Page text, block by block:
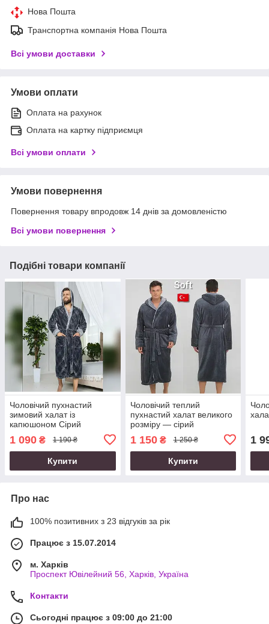
Нова Пошта
Транспортна компанія Нова Пошта
Всі умови доставки
Умови оплати
Оплата на рахунок
Оплата на картку підприємця
Всі умови оплати
Умови повернення
Повернення товару впродовж 14 днів за домовленістю
Всі умови повернення
Подібні товари компанії
Чоловічий пухнастий
зимовий халат із
капюшоном Сірий
1 090 ₴ 1 190 ₴
Купити
Чоловічий теплий
пухнастий халат великого
розміру — сірий
1 150₴ 1 250 ₴
Купити
1
Про нас
100% позитивних з 23 відгуків за рік
Працює з 15.07.2014
м. Харків
Проспект Ювілейний 56, Харків, Україна
Контакти
Сьогодні працює з 09:00 до 21:00